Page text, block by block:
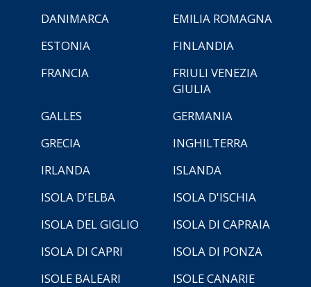
DANIMARCA
EMILIA ROMAGNA
ESTONIA
FINLANDIA
FRANCIA
FRIULI VENEZIA
GIULIA
GALLES
GERMANIA
GRECIA
INGHILTERRA
IRLANDA
ISLANDA
ISOLA D'ELBA
ISOLA D'ISCHIA
ISOLA DEL GIGLIO
ISOLA DI CAPRAIA
ISOLA DI CAPRI
ISOLA DI PONZA
ISOLE BALEARI
ISOLE CANARIE